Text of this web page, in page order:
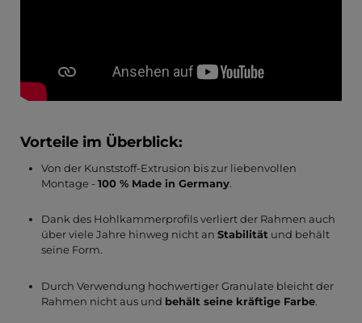
Vorteile im Überblick:
Von der Kunststoff-Extrusion bis zur liebenvollen
Montage - 100 % Made in Germany.
Dank des Hohlkammerprofils verliert der Rahmen auch
über viele Jahre hinweg nicht an Stabilitätund behält
seine Form.
Durch Verwendung hochwertiger Granulate bleicht der
Rahmen nicht aus und behält seine kräftige Farbe.